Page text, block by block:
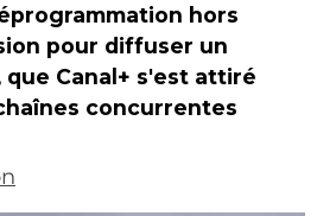
hors
pour diffuser un
que Canal+ s'est attiré
concurrentes